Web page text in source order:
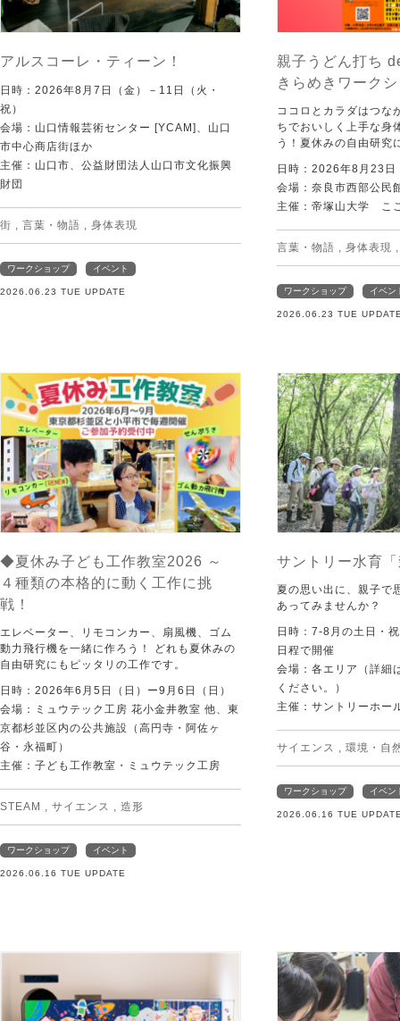
アルスコーレ・ティーン！
日時：2026年8月7日（金）－11日（火・
祝）
会場：山口情報芸術センター [YCAM]、山口
市中心商店街ほか
主催：山口市、公益財団法人山口市文化振興
財団
街 , 言葉・物語 , 身体表現
ワークショップ イベント
2026.06.23 TUE UPDATE
親子うどん打ち
きらめきワーク
ココロとカラダはつな
ちでおいしく上手な身
う！夏休みの自由研究
日時：2026年8月23日
会場：奈良市西部公民
主催：帝塚山大学 こ
言葉・物語 , 身体表現
ワークショップ イベン
2026.06.23 TUE
◆夏休み子ども工作教室2026 ～
４種類の本格的に動く工作に挑
戦！
エレベーター、リモコンカー、扇風機、ゴム
動力飛行機を一緒に作ろう！ どれも夏休みの
自由研究にもピッタリの工作です。
日時：2026年6月5日（日）ー9月6日（日）
会場：ミュウテック工房 花小金井教室 他、東
京都杉並区内の公共施設（高円寺・阿佐ヶ
谷・永福町）
主催：子ども工作教室・ミュウテック工房
STEAM , サイエンス , 造形
ワークショップ イベント
2026.06.16 TUE UPDATE
サントリー水育
夏の思い出に、親子で
あってみませんか？
日時：7-8月の土日・
日程で開催
会場：各エリア（詳細
ください。）
主催：サントリーホー
サイエンス , 環境・自
ワークショップ イベン
2026.06.16 TUE